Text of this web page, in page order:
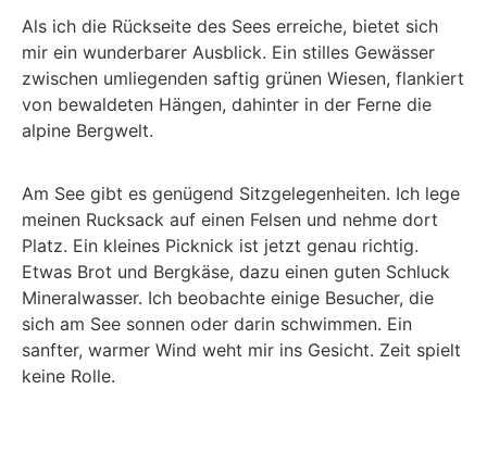
Als ich die Rückseite des Sees erreiche, bietet sich
mir ein wunderbarer Ausblick. Ein stilles Gewässer
zwischen umliegenden saftig grünen Wiesen, flankiert
von bewaldeten Hängen, dahinter in der Ferne die
alpine Bergwelt.
Am See gibt es genügend Sitzgelegenheiten. Ich lege
meinen Rucksack auf einen Felsen und nehme dort
Platz. Ein kleines Picknick ist jetzt genau richtig.
Etwas Brot und Bergkäse, dazu einen guten Schluck
Mineralwasser. Ich beobachte einige Besucher, die
sich am See sonnen oder darin schwimmen. Ein
sanfter, warmer Wind weht mir ins Gesicht. Zeit spielt
keine Rolle.